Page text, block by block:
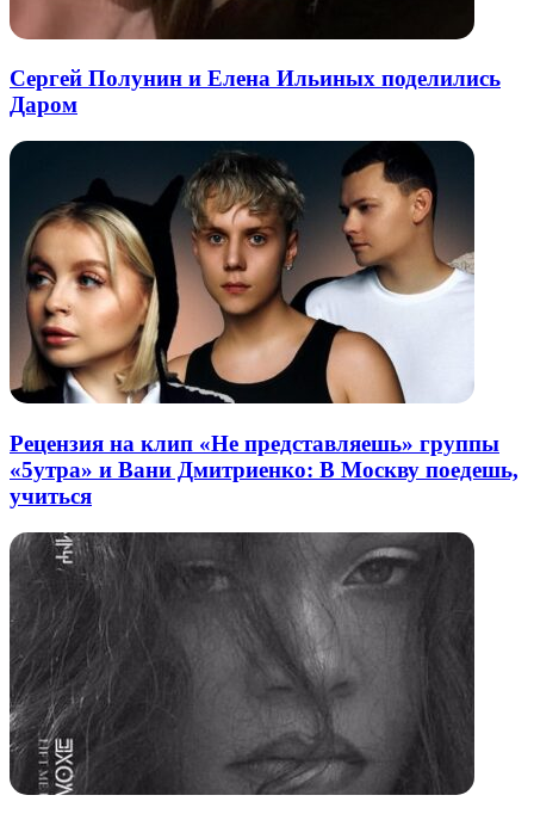
Сергей Полунин и Елена Ильиных поделились
Даром
Рецензия на клип «Не представляешь» группы
«5утра» и Вани Дмитриенко: В Москву поедешь,
учиться